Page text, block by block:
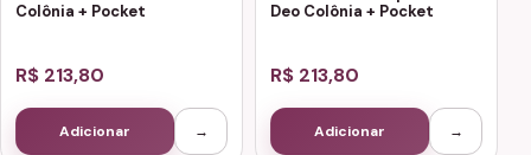
Colônia + Pocket
R$ 213,80
Adicionar →
Deo Colônia + Pocket
R$ 213,80
Adicionar →